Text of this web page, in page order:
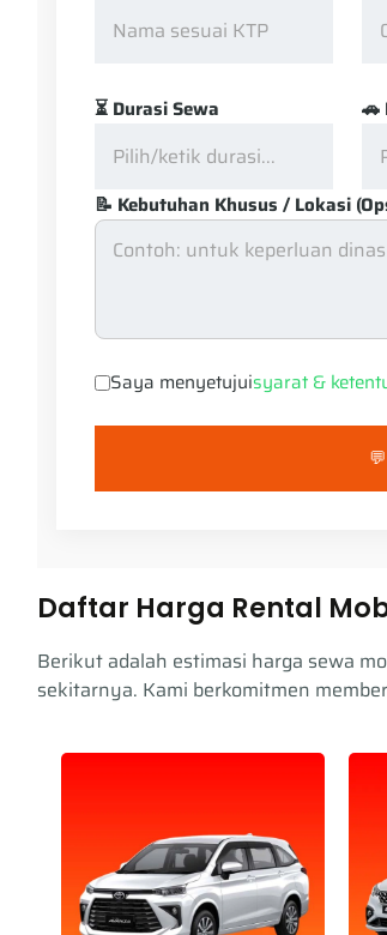
⏳ Durasi Sewa 🚗
📝 Kebutuhan Khusus / Lokasi
Saya menyetujuisyarat &
Daftar Harga Rental
Berikut adalah estimasi harga sewa
sekitarnya. Kami berkomitmen